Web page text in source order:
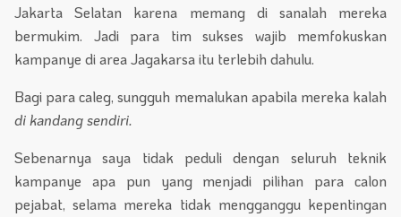
Jakarta Selatan karena memang di sanalah mereka
bermukim. Jadi para tim sukses wajib memfokuskan
kampanye di area Jagakarsa itu terlebih dahulu.
Bagi para caleg, sungguh memalukan apabila mereka kalah
di kandang sendiri.
Sebenarnya saya tidak peduli dengan seluruh teknik
kampanye apa pun yang menjadi pilihan para calon
pejabat, selama mereka tidak mengganggu kepentingan